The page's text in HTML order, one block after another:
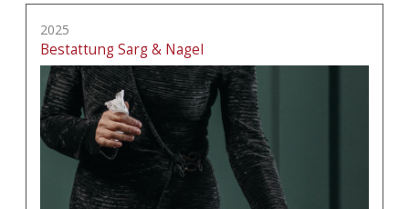
2025
Bestattung Sarg & Nagel